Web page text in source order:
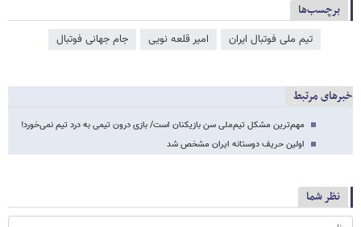
برچسب‌ها
تیم ملی فوتبال ایران امیر قلعه نویی جام جهانی فوتبال
خبرهای مرتبط
مهم‌ترین مشکل تیم‌ملی سن بازیکنان است/ بازی درون تیمی به درد تیم نمی‌خورد!
اولین حریف دوستانه ایران مشخص شد
نظر شما